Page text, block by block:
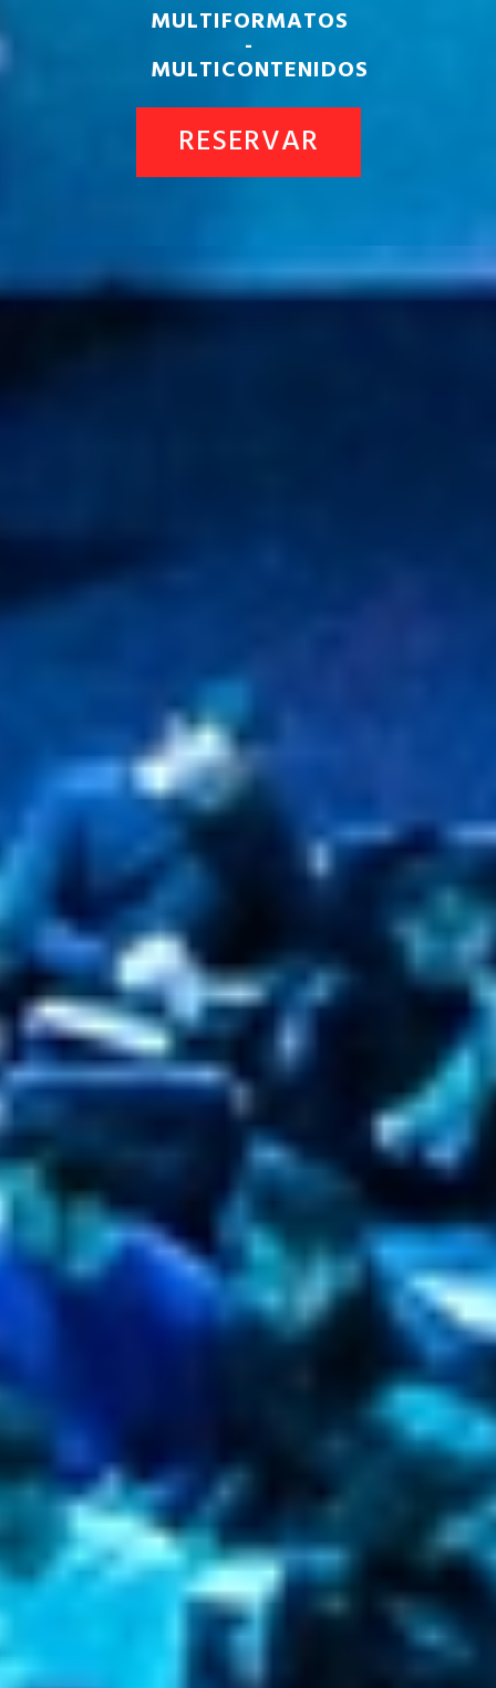
MULTIFORMATOS
-
MULTICONTENIDOS
RESERVAR